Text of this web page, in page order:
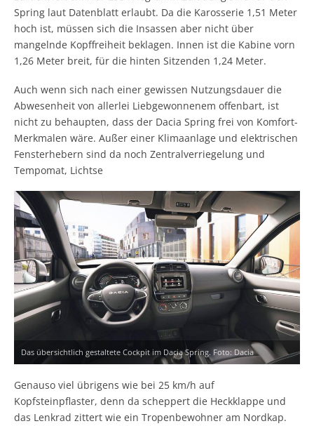
Spring laut Datenblatt erlaubt. Da die Karosserie 1,51 Meter
hoch ist, müssen sich die Insassen aber nicht über
mangelnde Kopffreiheit beklagen. Innen ist die Kabine vorn
1,26 Meter breit, für die hinten Sitzenden 1,24 Meter.
Auch wenn sich nach einer gewissen Nutzungsdauer die
Abwesenheit von allerlei Liebgewonnenem offenbart, ist
nicht zu behaupten, dass der Dacia Spring frei von Komfort-
Merkmalen wäre. Außer einer Klimaanlage und elektrischen
Fensterhebern sind da noch Zentralverriegelung und
Tempomat, Lichtse
Das übersichtlich gestaltete Cockpit im Dacia Spring. Foto: Dacia
Genauso viel übrigens wie bei 25 km/h auf
Kopfsteinpflaster, denn da scheppert die Heckklappe und
das Lenkrad zittert wie ein Tropenbewohner am Nordkap.